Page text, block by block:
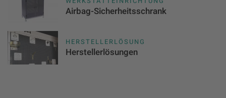
Airbag-Sicherheitsschrank
HERSTELLERLÖSUNG
Herstellerlösungen